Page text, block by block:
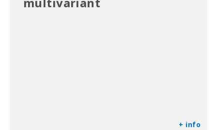
+ info